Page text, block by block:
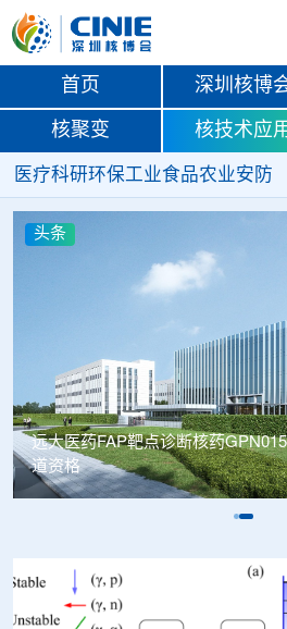
首页 深圳核博
核聚变 核技术应
医疗科研环保工业食品农业安防
头条
远大医药FAP靶点诊断核药
道资格